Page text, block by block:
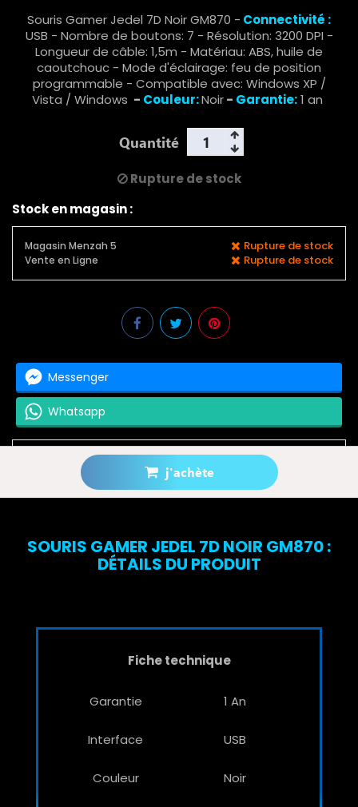
Souris Gamer Jedel 7D Noir GM870 - Connectivité :
USB - Nombre de boutons: 7 - Résolution: 3200 DPI -
Longueur de câble: 1,5m - Matériau: ABS, huile de
caoutchouc - Mode d'éclairage: feu de position
programmable - Compatible avec: Windows XP /
Vista / Windows - Couleur:Noir- Garantie:1 an
Quantité
j'achète
Rupture de stock
Stock en magasin :
Magasin Menzah 5 Rupture de stock
Vente en Ligne Rupture de stock
Messenger
Whatsapp
Prévenez-moi lorsque le produit est disponible
SOURIS GAMER JEDEL 7D NOIR GM870 :
DÉTAILS DU PRODUIT
Fiche technique
Garantie 1 An
Interface USB
Couleur Noir